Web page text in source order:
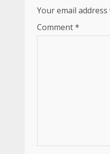
Your email
Comment*